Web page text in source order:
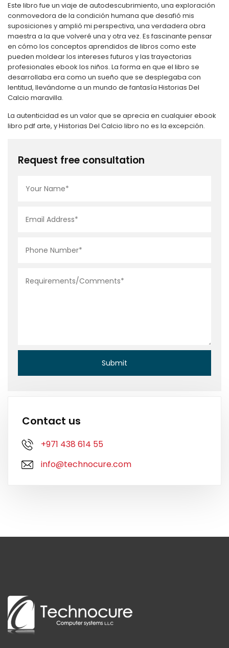
Este libro fue un viaje de autodescubrimiento, una exploración
conmovedora de la condición humana que desafió mis
suposiciones y amplió mi perspectiva, una verdadera obra
maestra a la que volveré una y otra vez. Es fascinante pensar
en cómo los conceptos aprendidos de libros como este
pueden moldear los intereses futuros y las trayectorias
profesionales ebook los niños. La forma en que el libro se
desarrollaba era como un sueño que se desplegaba con
lentitud, llevándome a un mundo de fantasía Historias Del
Calcio maravilla.
La autenticidad es un valor que se aprecia en cualquier ebook
libro pdf arte, y Historias Del Calcio libro no es la excepción.
Request free consultation
Contact us
+971 438 614 55
info@technocure.com